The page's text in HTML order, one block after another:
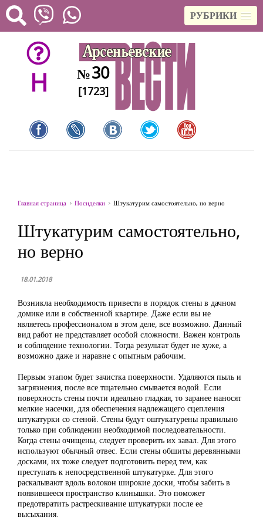
РУБРИКИ
H №30
[1723]
Главная страница Посиделки Штукатурим самостоятельно, но верно
Штукатурим самостоятельно,
но верно
18.01.2018
Возникла необходимость привести в порядок стены в дачном
домике или в собственной квартире. Даже если вы не
являетесь профессионалом в этом деле, все возможно. Данный
вид работ не представляет особой сложности. Важен контроль
и соблюдение технологии. Тогда результат будет не хуже, а
возможно даже и наравне с опытным рабочим.
Первым этапом будет зачистка поверхности. Удаляются пыль и
загрязнения, после все тщательно смывается водой. Если
поверхность стены почти идеально гладкая, то заранее наносят
мелкие насечки, для обеспечения надлежащего сцепления
штукатурки со стеной. Стены будут оштукатурены правильно
только при соблюдении необходимой последовательности.
Когда стены очищены, следует проверить их завал. Для этого
используют обычный отвес. Если стены обшиты деревянными
досками, их тоже следует подготовить перед тем, как
преступать к непосредственной штукатурке. Для этого
раскалывают вдоль волокон широкие доски, чтобы забить в
появившееся пространство клинышки. Это поможет
предотвратить растрескивание штукатурки после ее
высыхания.